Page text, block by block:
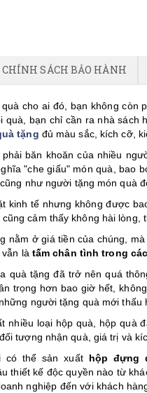
CHÍNH SÁCH BẢO HÀNH
cho ai đó, bạn không
quà, bạn chỉ cần ra nhà sách
tặng đủ màu sắc, kích cỡ,
băn khoăn của nhiều
"che giấu" món quà, bao
như người tặng món quà
kinh tế nhưng không được
cảm thấy không hài lòng,
nằm ở giá tiền của chúng,
là tấm chân tình trong
quà tặng đã trở nên quá
trọng hơn bao giờ hết,
người tặng quà mới thấu
nhiều loại hộp quà, hộp quà
tượng nhận quà, giá trị và
có thể sản xuất hộp đựng
thiết kế độc quyền nào từ
nghiệp đến với khách